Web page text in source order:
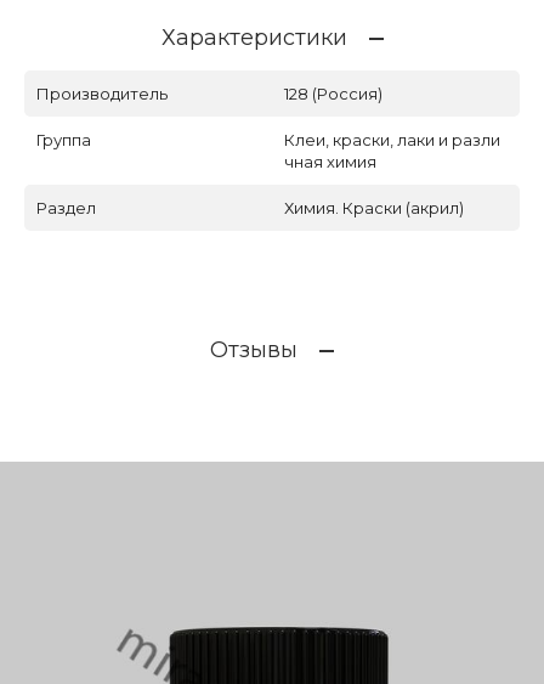
Характеристики
Производитель 128 (Россия)
Группа
Клеи, краски, лаки и разли
чная химия
Раздел Химия. Краски (акрил)
Отзывы